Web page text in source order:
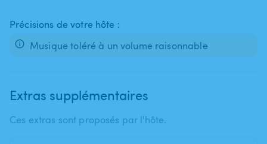
Précisions de votre hôte :
Musique toléré à un volume raisonnable
Extras supplémentaires
Ces extras sont proposés par l'hôte.